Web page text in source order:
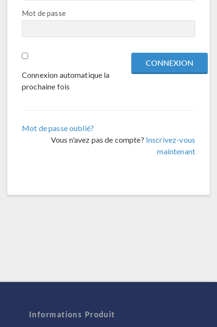
Mot de passe
Connexion automatique la
prochaine fois
Mot de passe oublié?
Vous n'avez pas de compte? Inscrivez-vous
maintenant
Informations Produit